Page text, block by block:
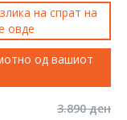
на спрат на
овде
од вашиот
3.890 ден